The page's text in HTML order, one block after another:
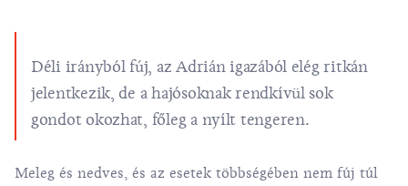
Déli irányból fúj, az Adrián igazából elég ritkán
jelentkezik, de a hajósoknak rendkívül sok
gondot okozhat, főleg a nyílt tengeren.
Meleg és nedves, és az esetek többségében nem fúj túl